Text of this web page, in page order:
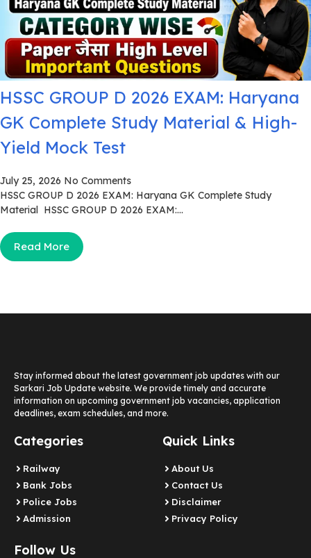
HSSC GROUP D 2026 EXAM: Haryana
GK Complete Study Material & High-
Yield Mock Test
July 25, 2026 No Comments
HSSC GROUP D 2026 EXAM: Haryana GK Complete Study
Material HSSC GROUP D 2026 EXAM:...
Read More
Stay informed about the latest government job updates with our
Sarkari Job Update website. We provide timely and accurate
information on upcoming government job vacancies, application
deadlines, exam schedules, and more.
Categories
Railway
Bank Jobs
Police Jobs
Admission
Quick Links
About Us
Contact Us
Disclaimer
Privacy Policy
Follow Us